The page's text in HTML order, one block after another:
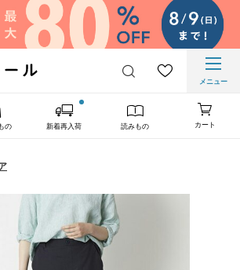
メニュー
の 新着再入荷 読みもの カート